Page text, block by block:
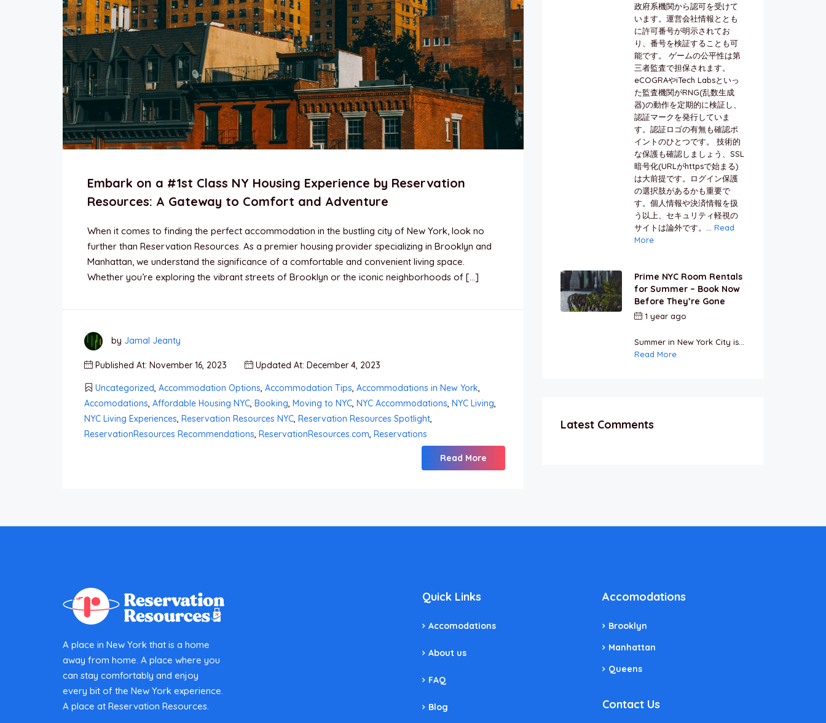
Embark on a #1st Class NY Housing Experience by Reservation
Resources: A Gateway to Comfort and Adventure
When it comes to finding the perfect accommodation in the bustling city of New York, look no
further than Reservation Resources. As a premier housing provider specializing in Brooklyn and
Manhattan, we understand the significance of a comfortable and convenient living space.
Whether you’re exploring the vibrant streets of Brooklyn or the iconic neighborhoods of […]
by Jamal Jeanty
Published At: November 16, 2023 Updated At: December 4, 2023
Uncategorized, Accommodation Options, Accommodation Tips, Accommodations in New York,
Accomodations, Affordable Housing NYC, Booking, Moving to NYC, NYC Accommodations, NYC Living,
NYC Living Experiences, Reservation Resources NYC, Reservation Resources Spotlight,
ReservationResources Recommendations, ReservationResources.com, Reservations
Read More
政府系機関から認可を受けて
います。運営会社情報ととも
に許可番号が明示されてお
り、番号を検証することも可
能です。 ゲームの公平性は第
三者監査で担保されます。
eCOGRAやiTech Labsといっ
た監査機関がRNG(乱数生成
器)の動作を定期的に検証し、
認証マークを発行していま
す。認証ロゴの有無も確認ポ
イントのひとつです。 技術的
な保護も確認しましょう、SSL
暗号化(URLがhttpsで始まる)
は大前提です。ログイン保護
の選択肢があるかも重要で
す。個人情報や決済情報を扱
う以上、セキュリティ軽視の
サイトは論外です。... Read
More
Prime NYC Room Rentals
for Summer – Book Now
Before They’re Gone
1 year ago
Summer in New York City is...
Read More
Latest Comments
A place in New York that is a home
away from home. A place where you
can stay comfortably and enjoy
every bit of the New York experience.
A place at Reservation Resources.
Quick Links
Accomodations
About us
FAQ
Blog
Accomodations
Brooklyn
Manhattan
Queens
Contact Us